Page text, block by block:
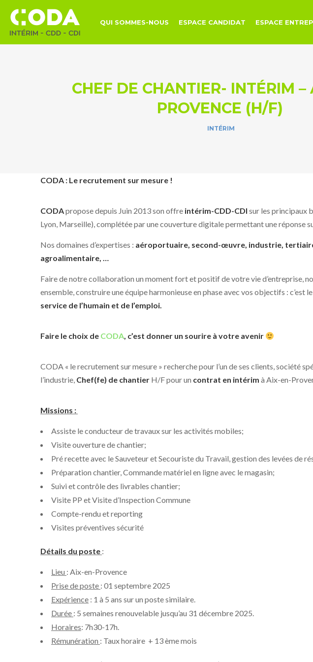
QUI SOMMES-NOUS ESPACE CANDIDAT ESPACE
CHEF DE CHANTIER- INTÉRIM –
PROVENCE (H/F)
INTÉRIM
CODA : Le recrutement sur mesure !
CODApropose depuis Juin 2013 son offre intérim-CDD-CDI sur les principaux
Lyon, Marseille), complétée par une couverture digitale permettant une réponse
Nos domaines d’expertises : aéroportuaire, second-œuvre, industrie,
agroalimentaire, …
Faire de notre collaboration un moment fort et positif de votre vie d’entreprise,
ensemble, construire une équipe harmonieuse en phase avec vos objectifs : c’est le
service de l’humain et de l’emploi.
Faire le choix de CODA, c’est donner un sourire à votre avenir
CODA « le recrutement sur mesure » recherche pour l’un de ses clients, société
l’industrie, Chef(fe) de chantier H/F pour un contrat en intérim à Aix-en-
Missions :
Assiste le conducteur de travaux sur les activités mobiles;
Visite ouverture de chantier;
Pré recette avec le Sauveteur et Secouriste du Travail, gestion des levées de
Préparation chantier, Commande matériel en ligne avec le magasin;
Suivi et contrôle des livrables chantier;
Visite PP et Visite d’Inspection Commune
Compte-rendu et reporting
Visites préventives sécurité
Détails du poste :
Lieu : Aix-en-Provence
Prise de poste : 01 septembre 2025
Expérience : 1 à 5 ans sur un poste similaire.
Durée : 5 semaines renouvelable jusqu’au 31 décembre 2025.
Horaires: 7h30-17h.
Rémunération : Taux horaire + 13 ème mois